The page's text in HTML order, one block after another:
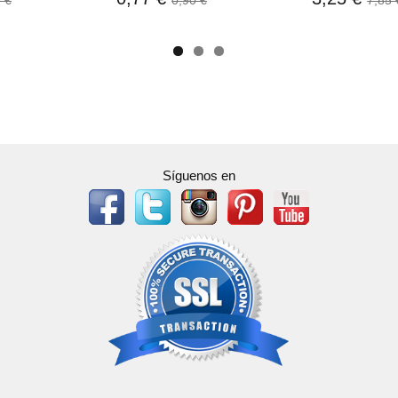
Síguenos en